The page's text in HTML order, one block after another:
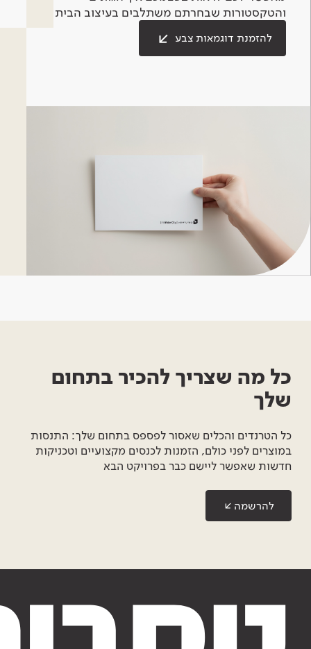
והטקסטורות שבחרתם משתלבים בעיצוב הבית.
להזמנת דוגמאות צבע
כל מה שצריך להכיר בתחום
שלך
כל הטרנדים והכלים שאסור לפספס בתחום שלך: התנסות
במוצרים לפני כולם, הזמנות לכנסים מקצועיים וטכניקות
חדשות שאפשר ליישם כבר בפרויקט הבא
להרשמה